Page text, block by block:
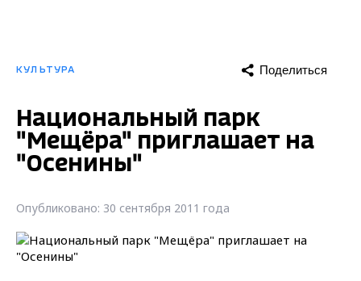
КУЛЬТУРА Поделиться
Национальный парк
"Мещёра" приглашает на
"Осенины"
Опубликовано: 30 сентября 2011 года